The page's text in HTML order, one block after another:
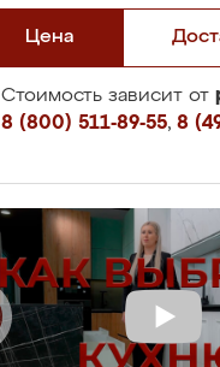
Цена
Стоимость зависит от
8 (800) 511-89-55, 8